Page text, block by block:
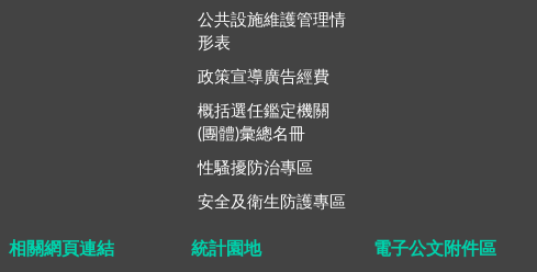
公共設施維護管理情
形表
政策宣導廣告經費
概括選任鑑定機關
(團體)彙總名冊
性騷擾防治專區
安全及衛生防護專區
相關網頁連結 統計園地 電子公文附件區